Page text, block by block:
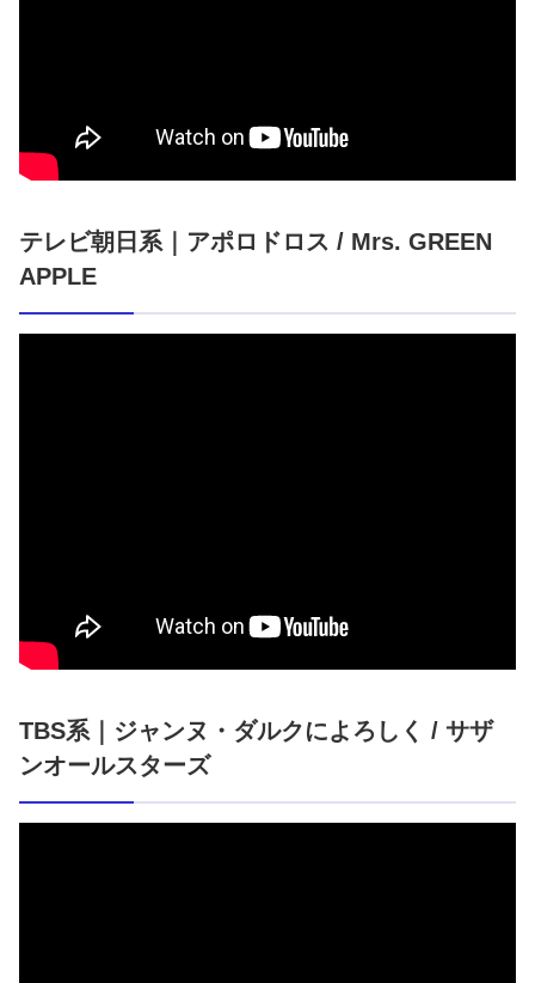
テレビ朝日系｜アポロドロス / Mrs. GREEN
APPLE
TBS系｜ジャンヌ・ダルクによろしく / サザ
ンオールスターズ